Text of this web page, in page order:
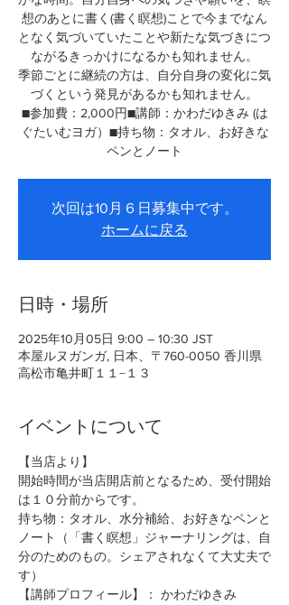
想のあとに書く(書く瞑想)ことで今までなん
となく気づいていたことや新たな気づきにつ
ながるきっかけになるかも知れません。
季節ごとに継続の方は、自分自身の変化に気
づくという発見があるかも知れません。
■参加費：2,000円■講師：かわだゆきみ (は
ぐたいむヨガ）■持ち物：タオル、お好きな
ペンとノート
次回は10月６日募集中です。
ホームに戻る
日時・場所
2025年10月05日 9:00 – 10:30 JST
本屋ルヌガンガ, 日本、〒760-0050 香川県
高松市亀井町１１−１３
イベントについて
【当店より】
開始時間が当店開店前となるため、受付開始
は１０分前からです。
持ち物：タオル、水分補給、お好きなペンと
ノート（「書く瞑想」ジャーナリングは、自
分のためのもの。シェアされなくて大丈夫で
す）
【講師プロフィール】： かわだゆきみ